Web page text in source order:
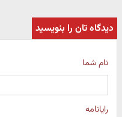
دیدگاه تان را بنویسید
نام شما
رایانامه